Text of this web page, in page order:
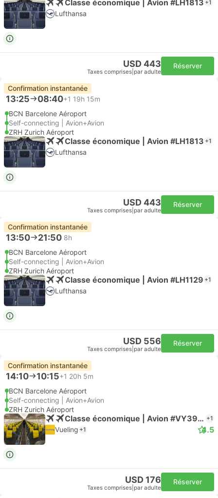
Classe économique | Avion #LH1813 +1
Lufthansa
USD 443
Taxes comprises par adulte
Réserver
Confirmation instantanée
13:25 08:40+1 19h 15m
BCN Barcelone Aéroport
Self-connecting | Avion+Avion
ZRH Zurich Aéroport
Classe économique | Avion #LH1813 +1
Lufthansa
USD 443
Taxes comprises par adulte
Réserver
Confirmation instantanée
13:50 21:50 8h
BCN Barcelone Aéroport
Self-connecting | Avion+Avion
ZRH Zurich Aéroport
Classe économique | Avion #LH1129 +1
Lufthansa
USD 556
Taxes comprises par adulte
Réserver
Confirmation instantanée
14:10 10:15+1 20h 5m
BCN Barcelone Aéroport
Self-connecting | Avion+Avion
ZRH Zurich Aéroport
Classe économique | Avion #VY3910 +1
Vueling +1 4.5
USD 176
Taxes comprises par adulte
Réserver